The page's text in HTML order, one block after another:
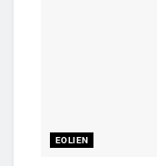
EOLIEN